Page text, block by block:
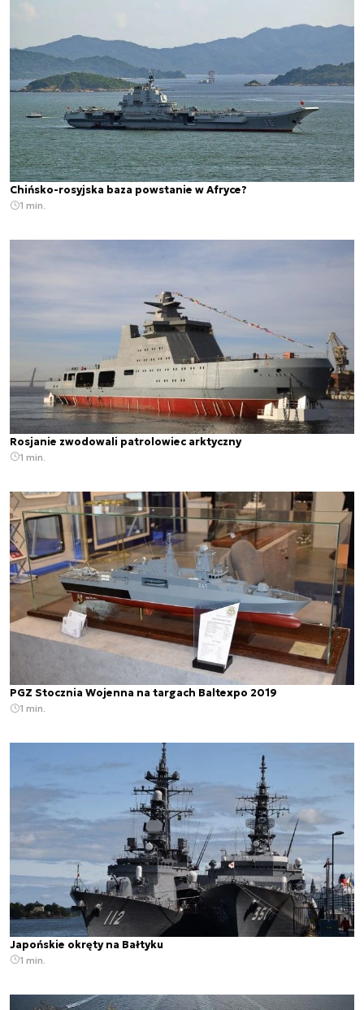
Chińsko-rosyjska baza powstanie w Afryce?
1 min.
Rosjanie zwodowali patrolowiec arktyczny
1 min.
PGZ Stocznia Wojenna na targach Baltexpo 2019
1 min.
Japońskie okręty na Bałtyku
1 min.